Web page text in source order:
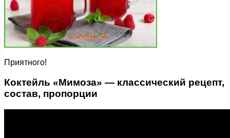
Приятного!
Коктейль «Мимоза» — классический рецепт,
состав, пропорции